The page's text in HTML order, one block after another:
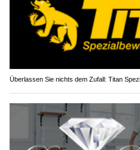
Überlassen Sie nichts dem Zufall: Titan